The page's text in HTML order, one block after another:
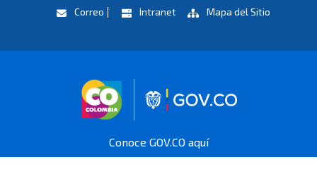
Correo | Intranet Mapa del Sitio
Logo marca Colombia
Logo Gobierno
Conoce GOV.CO aquí